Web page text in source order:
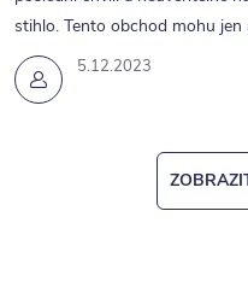
5.12.2023
stihlo. Tento obchod mohu